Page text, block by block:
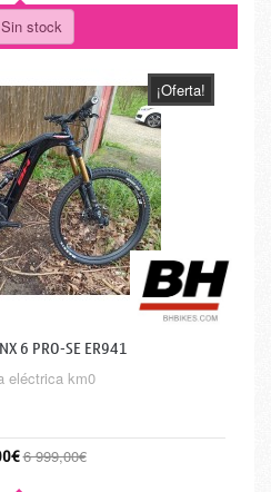
Sin stock
¡Oferta!
6 PRO-SE ER941
eléctrica km0
6 999,00€